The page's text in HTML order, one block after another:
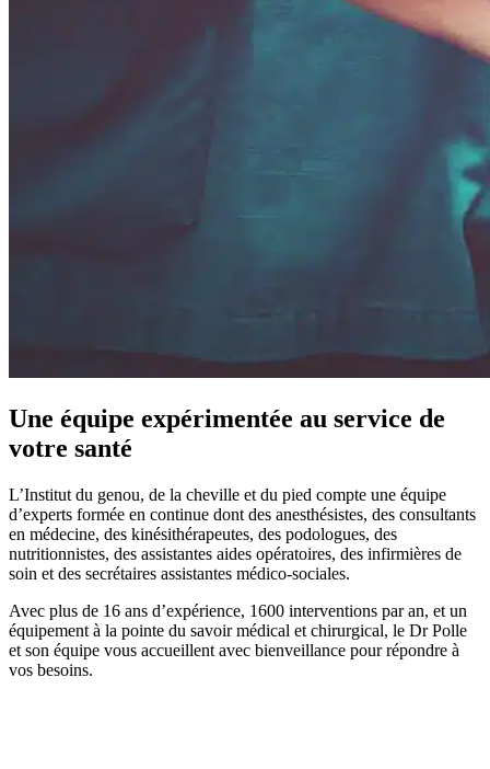
Une équipe expérimentée au service de
votre santé
L’Institut du genou, de la cheville et du pied compte une équipe
d’experts formée en continue dont des anesthésistes, des consultants
en médecine, des kinésithérapeutes, des podologues, des
nutritionnistes, des assistantes aides opératoires, des infirmières de
soin et des secrétaires assistantes médico-sociales.
Avec plus de 16 ans d’expérience, 1600 interventions par an, et un
équipement à la pointe du savoir médical et chirurgical, le Dr Polle
et son équipe vous accueillent avec bienveillance pour répondre à
vos besoins.